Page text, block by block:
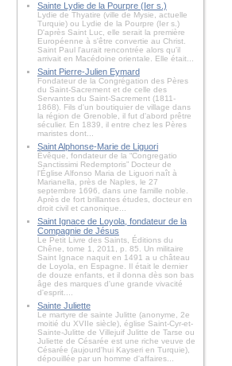
Sainte Lydie de la Pourpre (Ier s.)
Lydie de Thyatire (ville de Mysie, actuelle
Turquie) ou Lydie de la Pourpre (Ier s.)
D'après Saint Luc, elle serait la première
Européenne à s'être convertie au Christ.
Saint Paul l'aurait rencontrée alors qu'il
arrivait en Macédoine orientale. Elle était...
Saint Pierre-Julien Eymard
Fondateur de la Congrégation des Pères
du Saint-Sacrement et de celle des
Servantes du Saint-Sacrement (1811-
1868). Fils d'un boutiquier de village dans
la région de Grenoble, il fut d'abord prêtre
séculier. En 1839, il entre chez les Pères
maristes dont...
Saint Alphonse-Marie de Liguori
Évêque, fondateur de la “Congregatio
Sanctissimi Redemptoris” Docteur de
l'Église Alfonso Maria de Liguori naît à
Marianella, près de Naples, le 27
septembre 1696, dans une famille noble.
Après de fort brillantes études, docteur en
droit civil et canonique...
Saint Ignace de Loyola, fondateur de la
Compagnie de Jésus
Le Petit Livre des Saints, Éditions du
Chêne, tome 1, 2011, p. 85. Un militaire
Saint Ignace naquit en 1491 a u château
de Loyola, en Espagne. Il était le dernier
de douze enfants, et il donna dès son bas
âge des marques d'une grande vivacité
d'esprit....
Sainte Juliette
Le martyre de sainte Julitte (anonyme, 2e
moitié du XVIIe siècle), église Saint-Cyr-et-
Sainte-Julitte de Villejuif Julitte de Tarse ou
Juliette de Césarée est une riche veuve de
Césarée (aujourd'hui Kayseri en Turquie),
dépouillée par un homme d'affaires...